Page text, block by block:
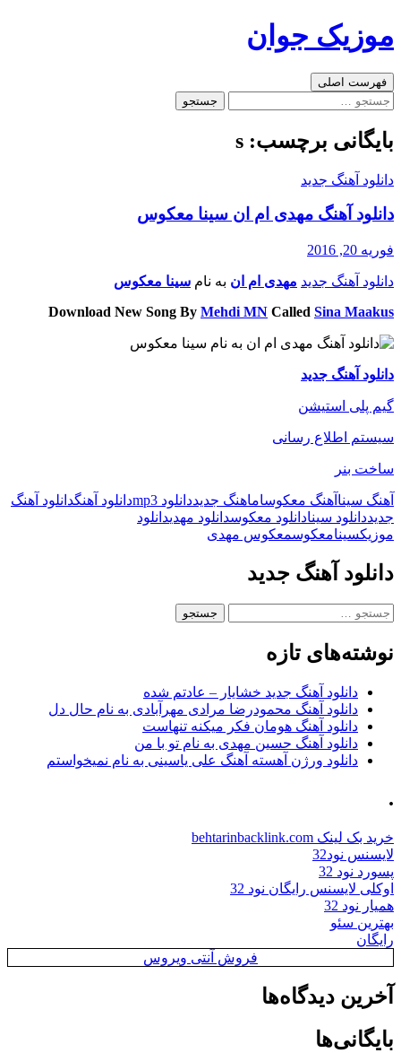
به
موزیک جوان
جست‌وجو
فهرست اصلی
جستجو
بایگانی برچسب: s
دانلود آهنگ جدید
دانلود آهنگ مهدی ام ان سینا معکوس
فوریه 20, 2016
دانلود آهنگ جدید مهدی ام ان به نام سینا معکوس
Download New Song By Mehdi MN Called Sina Maakus
دانلود آهنگ جدید
گیم پلی استیشن
سیستم اطلاع رسانی
ساخت بنر
آهنگ سینا آهنگ معکوساماهنگ جدیددانلود mp3 دانلود آهنگدانلود آهنگ
جدیددانلود سینادانلود معکوسدانلود مهدیدانلود
موزیکسینامعکوسمعکوس مهدی
دانلود آهنگ جدید
جستجو
نوشته‌های تازه
دانلود آهنگ جدید خشایار – عادتم شده
دانلود آهنگ محمودرضا مرادی مهرآبادی به نام حال دل
دانلود آهنگ هومان فکر میکنه تنهاست
دانلود آهنگ حسین مهدی به نام تو با من
دانلود ورژن آهسته آهنگ علی یاسینی به نام نمیخواستم
.
خرید بک لینک behtarinbacklink.com
لایسنس نود32
پسورد نود 32
اوکلی لایسنس رایگان نود 32
همیار نود 32
بهترین سئو
رایگان
فروش آنتی ویروس
آخرین دیدگاه‌ها
بایگانی‌ها